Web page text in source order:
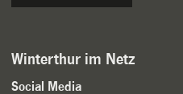
Winterthur im Netz
Social Media